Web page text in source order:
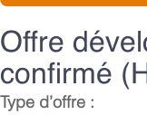
Offre
confirmé
Type d’offre :